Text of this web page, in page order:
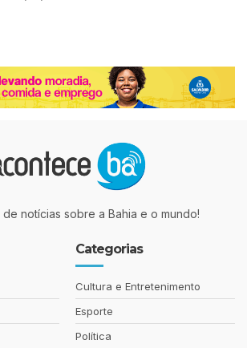
notícias sobre a Bahia e o mundo!
Categorias
Cultura e Entretenimento
Esporte
Política